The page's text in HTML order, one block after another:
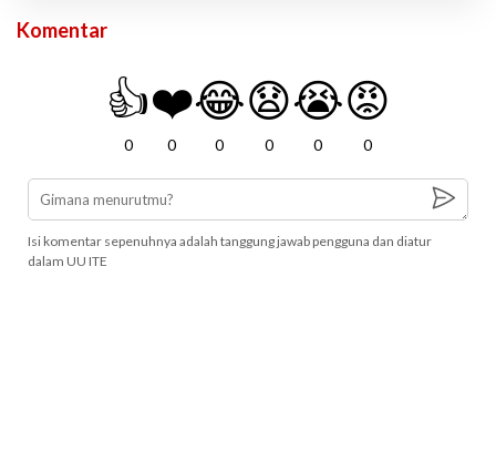
Komentar
👍
0
❤️
0
😂
0
😧
0
😭
0
😡
0
Isi komentar sepenuhnya adalah tanggung jawab pengguna dan diatur
dalam UU ITE